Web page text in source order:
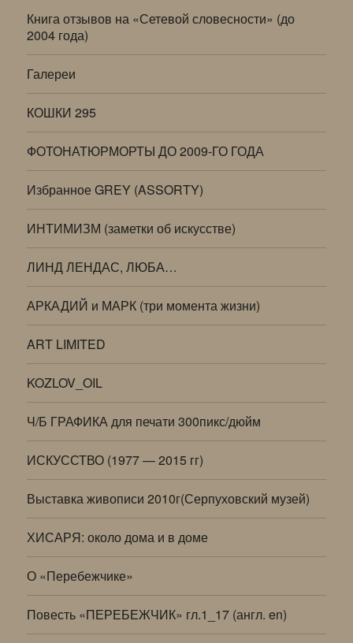
Книга отзывов на «Сетевой словесности» (до
2004 года)
Галереи
КОШКИ 295
ФОТОНАТЮРМОРТЫ ДО 2009-ГО ГОДА
Избранное GREY (ASSORTY)
ИНТИМИЗМ (заметки об искусстве)
ЛИНД ЛЕНДАС, ЛЮБА…
АРКАДИЙ и МАРК (три момента жизни)
ART LIMITED
KOZLOV_OIL
Ч/Б ГРАФИКА для печати 300пикс/дюйм
ИСКУССТВО (1977 — 2015 гг)
Выставка живописи 2010г(Серпуховский музей)
ХИСАРЯ: около дома и в доме
О «Перебежчике»
Повесть «ПЕРЕБЕЖЧИК» гл.1_17 (англ. en)